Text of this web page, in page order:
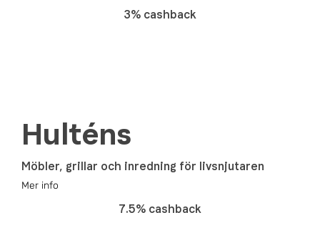
3% cashback
Hulténs
Möbler, grillar och inredning för livsnjutaren
Mer info
7.5% cashback